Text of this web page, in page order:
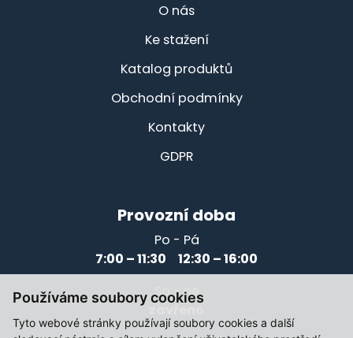
Používáme soubory cookies
Tyto webové stránky používají soubory cookies a další
O nás
Ke stažení
Katalog produktů
Obchodní podmínky
Kontakty
GDPR
Provozní doba
Po - Pá
7:00 – 11:30 12:30 – 16:00
So - ne